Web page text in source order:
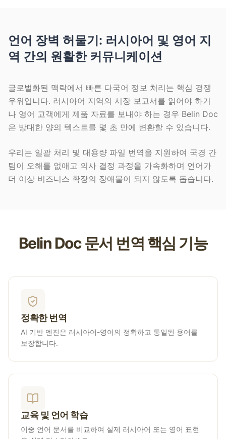
언어 장벽 허물기: 러시아어 및 영어 지
역 간의 원활한 커뮤니케이션
글로벌화된 맥락에서 빠른 다국어 정보 처리는 핵심 경쟁
우위입니다. 러시아어 지역의 시장 보고서를 읽어야 하거
나 영어 고객에게 제품 자료를 보내야 하는 경우 Belin Doc
은 방대한 양의 텍스트를 몇 초 만에 변환할 수 있습니다.
우리는 일괄 처리 및 대용량 파일 번역을 지원하여 국경 간
팀이 오해를 없애고 의사 결정 과정을 가속화하며 언어가
더 이상 비즈니스 확장의 장애물이 되지 않도록 돕습니다.
Belin Doc 문서 번역 핵심 기능
정확한 번역
AI 기반 엔진은 러시아어-영어의 정확하고 통일된 용어를
보장합니다.
교육 및 언어 학습
이중 언어 문서를 비교하여 실제 러시아어 또는 영어 표현